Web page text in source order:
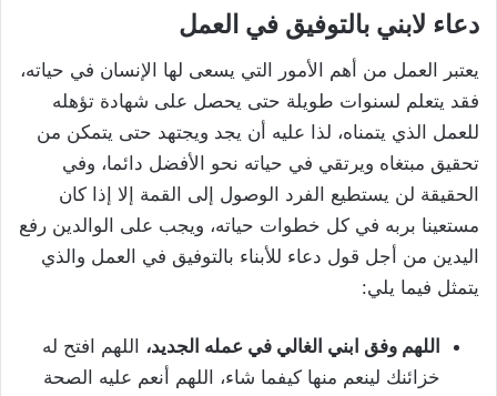
دعاء لابني بالتوفيق في العمل
يعتبر العمل من أهم الأمور التي يسعى لها الإنسان في حياته،
فقد يتعلم لسنوات طويلة حتى يحصل على شهادة تؤهله
للعمل الذي يتمناه، لذا عليه أن يجد ويجتهد حتى يتمكن من
تحقيق مبتغاه ويرتقي في حياته نحو الأفضل دائما، وفي
الحقيقة لن يستطيع الفرد الوصول إلى القمة إلا إذا كان
مستعينا بربه في كل خطوات حياته، ويجب على الوالدين رفع
اليدين من أجل قول دعاء للأبناء بالتوفيق في العمل والذي
يتمثل فيما يلي:
اللهم وفق ابني الغالي في عمله الجديد، اللهم افتح له
خزائنك لينعم منها كيفما شاء، اللهم أنعم عليه الصحة